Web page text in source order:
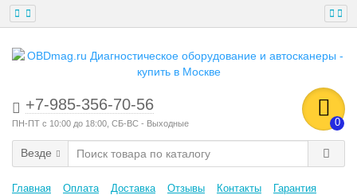
+7-985-356-70-56
ПН-ПТ с 10:00 до 18:00, СБ-ВС - Выходные 0
Везде
Главная Оплата Доставка Отзывы Контакты Гарантия